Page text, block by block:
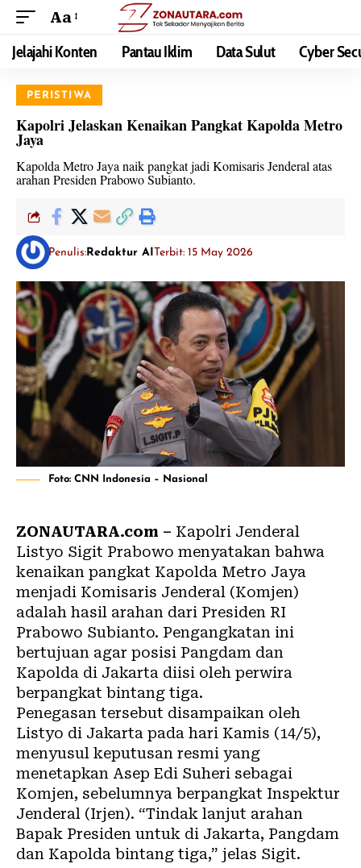
Aa
Jelajahi Konten Pantau Iklim Data Sulut Cyber
PERISTIWA
Kapolri Jelaskan Kenaikan Pangkat Kapolda Metro
Jaya
Kapolda Metro Jaya naik pangkat jadi Komisaris Jenderal atas
arahan Presiden Prabowo Subianto.
Penulis: Redaktur AITerbit: 15 May 2026
Foto: CNN Indonesia – Nasional
ZONAUTARA.com – Kapolri Jenderal
Listyo Sigit Prabowo menyatakan bahwa
kenaikan pangkat Kapolda Metro Jaya
menjadi Komisaris Jenderal (Komjen)
adalah hasil arahan dari Presiden RI
Prabowo Subianto. Pengangkatan ini
bertujuan agar posisi Pangdam dan
Kapolda di Jakarta diisi oleh perwira
berpangkat bintang tiga.
Penegasan tersebut disampaikan oleh
Listyo di Jakarta pada hari Kamis (14/5),
menyusul keputusan resmi yang
menetapkan Asep Edi Suheri sebagai
Komjen, sebelumnya berpangkat Inspektur
Jenderal (Irjen). “Tindak lanjut arahan
Bapak Presiden untuk di Jakarta, Pangdam
dan Kapolda bintang tiga,” jelas Sigit.